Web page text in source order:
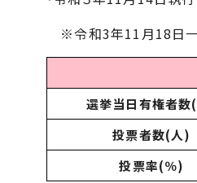
※令和3年11月18日
選挙当日有権者数
投票者数(人)
投票率(％)